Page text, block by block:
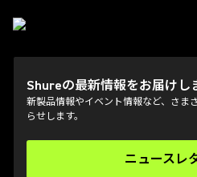
Shureの最新情報をお届けし
新製品情報やイベント情報など、さま
らせします。
ニュースレ